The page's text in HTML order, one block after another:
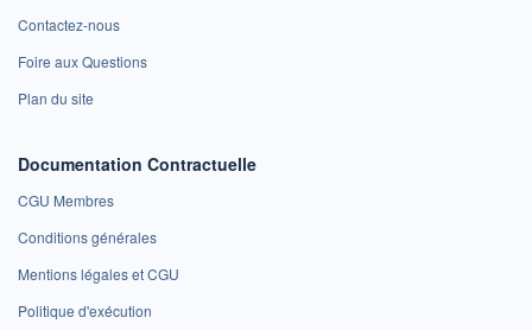
Contactez-nous
Foire aux Questions
Plan du site
Documentation Contractuelle
CGU Membres
Conditions générales
Mentions légales et CGU
Politique d'exécution